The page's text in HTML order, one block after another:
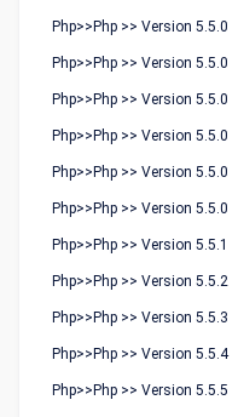
Php>>Php >> Version 5.5.0
Php>>Php >> Version 5.5.0
Php>>Php >> Version 5.5.0
Php>>Php >> Version 5.5.0
Php>>Php >> Version 5.5.0
Php>>Php >> Version 5.5.0
Php>>Php >> Version 5.5.1
Php>>Php >> Version 5.5.2
Php>>Php >> Version 5.5.3
Php>>Php >> Version 5.5.4
Php>>Php >> Version 5.5.5